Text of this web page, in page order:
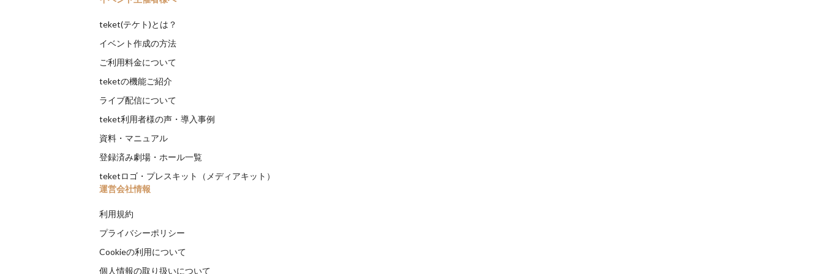
teket(テケト)とは？
イベント作成の方法
ご利用料金について
teketの機能ご紹介
ライブ配信について
teket利用者様の声・導入事例
資料・マニュアル
登録済み劇場・ホール一覧
teketロゴ・プレスキット（メディアキット）
運営会社情報
利用規約
プライバシーポリシー
Cookieの利用について
個人情報の取り扱いについて